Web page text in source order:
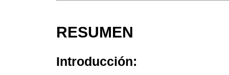
RESUMEN
Introducción: